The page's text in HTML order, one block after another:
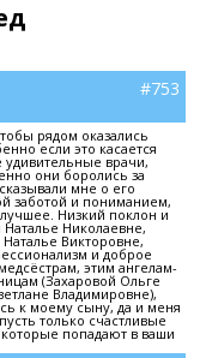
#753
рядом оказались
если это касается
врачи,
они боролись за
мне о его
заботой и пониманием,
Низкий поклон и
Николаевне,
Викторовне,
и доброе
этим ангелам-
(Захаровой Ольге
Владимировне),
к моему сыну, да и меня
только счастливые
попадают в ваши